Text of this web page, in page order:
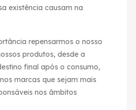
existência causam na
repensarmos o nosso
produtos, desde a
final após o consumo,
marcas que sejam mais
nos âmbitos